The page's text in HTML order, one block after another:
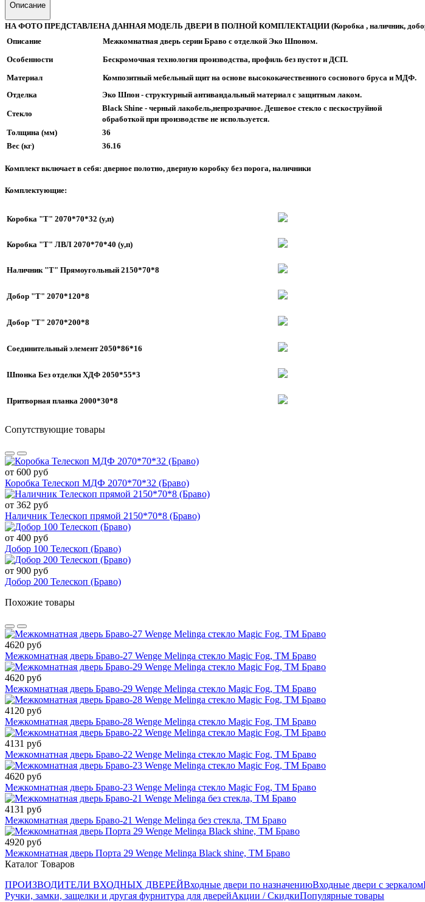
Описание
НА ФОТО ПРЕДСТАВЛЕНА ДАННАЯ МОДЕЛЬ ДВЕРИ В ПОЛНОЙ КОМПЛЕКТАЦИИ (Коробка , наличник,
Описание
Межкомнатная дверь серии Браво с отделкой Эко Шпоном.
Особенности
Бескромочная технология производства, профиль без пустот и ДСП.
Материал
Композитный мебельный щит на основе высококачественного соснового бруса и MДФ.
Отделка
Эко Шпон - структурный антивандальный материал с защитным лаком.
Стекло
Black Shine - черный лакобель,непрозрачное. Дешевое стекло с пескоструйной
обработкой при производстве не используется.
Толщина (мм)
36
Вес (кг)
36.16
Комплект включает в себя: дверное полотно, дверную коробку без порога, наличники
Комплектующие:
Коробка "Т" 2070*70*32 (у,п)
Коробка "Т" ЛВЛ 2070*70*40 (у,п)
Наличник "Т" Прямоугольный 2150*70*8
Добор "Т" 2070*120*8
Добор "Т" 2070*200*8
Соединительный элемент 2050*86*16
Шпонка Без отделки ХДФ 2050*55*3
Притворная планка 2000*30*8
Сопутствующие товары
от 600 руб
Коробка Телескоп МДФ 2070*70*32 (Браво)
от 362 руб
Наличник Телескоп прямой 2150*70*8 (Браво)
от 400 руб
Добор 100 Телескоп (Браво)
от 900 руб
Добор 200 Телескоп (Браво)
Похожие товары
4620 руб
Межкомнатная дверь Браво-27 Wenge Melinga cтекло Magic Fog, ТМ Браво
4620 руб
Межкомнатная дверь Браво-29 Wenge Меlinga cтекло Magic Fog, ТМ Браво
4120 руб
Межкомнатная дверь Браво-28 Wenge Melinga стекло Magic Fog, ТМ Браво
4131 руб
Межкомнатная дверь Браво-22 Wenge Меlinga стекло Magic Fog, ТМ Браво
4620 руб
Межкомнатная дверь Браво-23 Wenge Melinga cтекло Magic Fog, ТМ Браво
4131 руб
Межкомнатная дверь Браво-21 Wenge Melinga без стекла, ТМ Браво
4920 руб
Межкомнатная дверь Порта 29 Wenge Melinga Black shine, ТМ Браво
Каталог Товаров
ПРОИЗВОДИТЕЛИ ВХОДНЫХ ДВЕРЕЙВходные двери по назначениюВходные двери с зеркалом
Ручки, замки, защелки и другая фурнитура для дверейАкции / СкидкиПопулярные товары